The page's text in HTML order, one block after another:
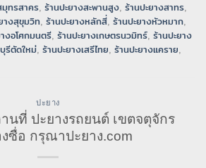
มุทรสาคร, ร้านปะยางสะพานสูง, ร้านปะยางสาทร,
างสุขุมวิท, ร้านปะยางหลักสี่, ร้านปะยางหัวหมาก,
งอโศกมนตรี, ร้านปะยางเกษตรนวมิทร์, ร้านปะยาง
รีตัดใหม่, ร้านปะยางเสรีไทย, ร้านปะยางแคราย,
ปะยาง
นที่ ปะยางรถยนต์ เขตจตุจักร
งซื่อ กรุณาปะยาง.com